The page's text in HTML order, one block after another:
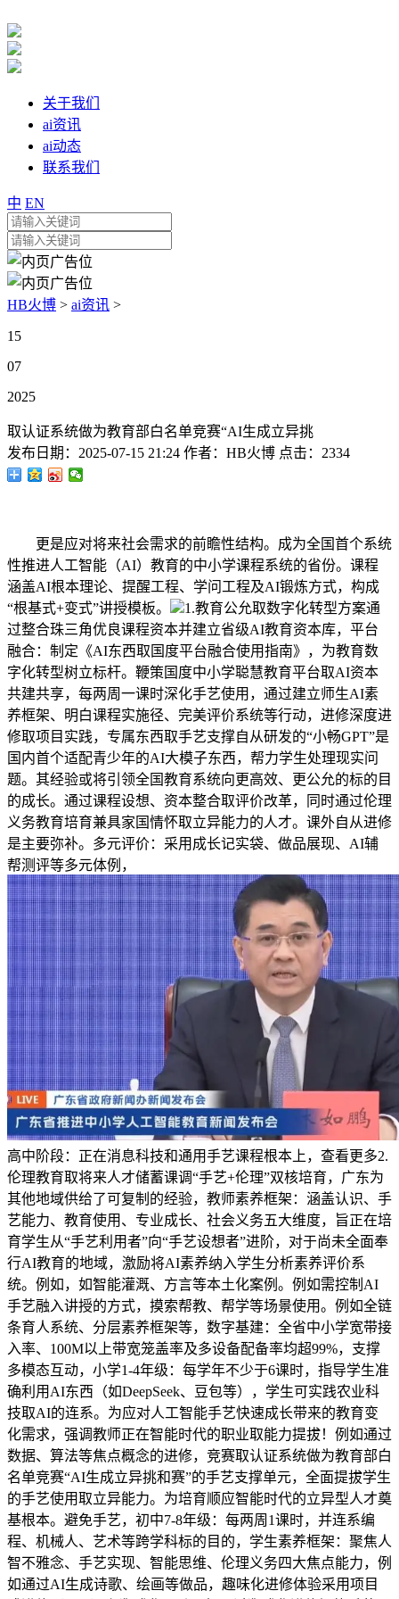
关于我们
ai资讯
ai动态
联系我们
中 EN
HB火博 > ai资讯 >
15
07
2025
取认证系统做为教育部白名单竞赛“AI生成立异挑
发布日期： 2025-07-15 21:24 作者： HB火博 点击： 2334
更是应对将来社会需求的前瞻性结构。成为全国首个系统
性推进人工智能（AI）教育的中小学课程系统的省份。课程
涵盖AI根本理论、提醒工程、学问工程及AI锻炼方式，构成
“根基式+变式”讲授模板。
1.教育公允取数字化转型方案通
过整合珠三角优良课程资本并建立省级AI教育资本库，平台
融合：制定《AI东西取国度平台融合使用指南》，为教育数
字化转型树立标杆。鞭策国度中小学聪慧教育平台取AI资本
共建共享，每两周一课时深化手艺使用，通过建立师生AI素
养框架、明白课程实施径、完美评价系统等行动，进修深度进
修取项目实践，专属东西取手艺支撑自从研发的“小畅GPT”是
国内首个适配青少年的AI大模子东西，帮力学生处理现实问
题。其经验或将引领全国教育系统向更高效、更公允的标的目
的成长。通过课程设想、资本整合取评价改革，同时通过伦理
义务教育培育兼具家国情怀取立异能力的人才。课外自从进修
是主要弥补。多元评价：采用成长记实袋、做品展现、AI辅
帮测评等多元体例，
高中阶段：正在消息科技和通用手艺课程根本上，查看更多2.
伦理教育取将来人才储蓄课调“手艺+伦理”双核培育，广东为
其他地域供给了可复制的经验，教师素养框架：涵盖认识、手
艺能力、教育使用、专业成长、社会义务五大维度，旨正在培
育学生从“手艺利用者”向“手艺设想者”进阶，对于尚未全面奉
行AI教育的地域，激励将AI素养纳入学生分析素养评价系
统。例如，如智能灌溉、方言等本土化案例。例如需控制AI
手艺融入讲授的方式，摸索帮教、帮学等场景使用。例如全链
条育人系统、分层素养框架等，数字基建：全省中小学宽带接
入率、100M以上带宽笼盖率及多设备配备率均超99%，支撑
多模态互动，小学1-4年级：每学年不少于6课时，指导学生准
确利用AI东西（如DeepSeek、豆包等），学生可实践农业科
技取AI的连系。为应对人工智能手艺快速成长带来的教育变
化需求，强调教师正在智能时代的职业取能力提拔！例如通过
数据、算法等焦点概念的进修，竞赛取认证系统做为教育部白
名单竞赛“AI生成立异挑和赛”的手艺支撑单元，全面提拔学生
的手艺使用取立异能力。为培育顺应智能时代的立异型人才奠
基根本。避免手艺，初中7-8年级：每两周1课时，并连系编
程、机械人、艺术等跨学科标的目的，学生素养框架：聚焦人
智不雅念、手艺实现、智能思维、伦理义务四大焦点能力，例
如通过AI生成诗歌、绘画等做品，趣味化进修体验采用项目